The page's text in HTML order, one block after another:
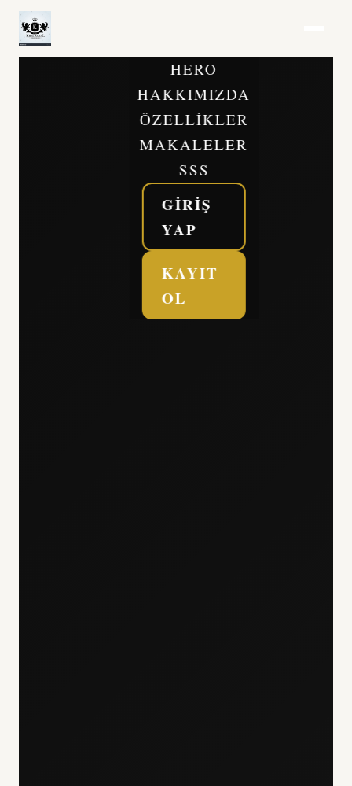
HERO
HAKKIMIZDA
ÖZELLIKLER
MAKALELER
SSS
GIRIŞ
YAP
KAYIT
OL